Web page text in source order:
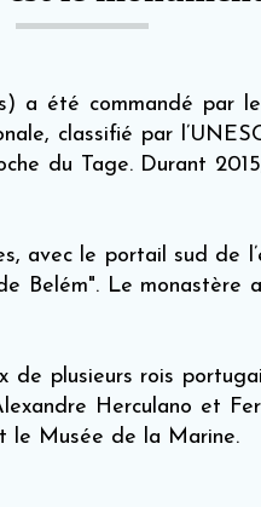
a été commandé
classifié par
du Tage. Durant
avec le portail sud de
Le monastère
plusieurs rois
Herculano et
le Musée de la Marine.